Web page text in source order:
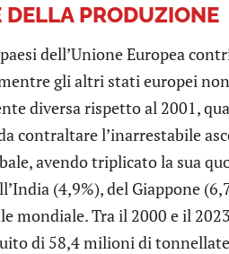
PRODUZIONE
dell’Unione Europea
gli altri stati europei
diversa rispetto al 2001,
contraltare l’inarrestabile
avendo triplicato la sua
(4,9%), del Giappone
mondiale. Tra il 2000 e il
di 58,4 milioni di